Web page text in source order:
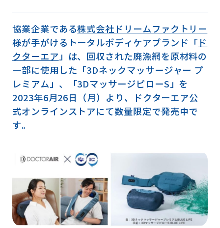
協業企業である株式会社ドリームファクトリー
様が手がけるトータルボディケアブランド「 ド
クターエア」は、回収された廃漁網を原材料の
一部に使用した「3Dネックマッサージャー プ
レミアム」、「3DマッサージピローS」を
2023年6月26日（月）より、ドクターエア公
式オンラインストアにて数量限定で発売中で
す。